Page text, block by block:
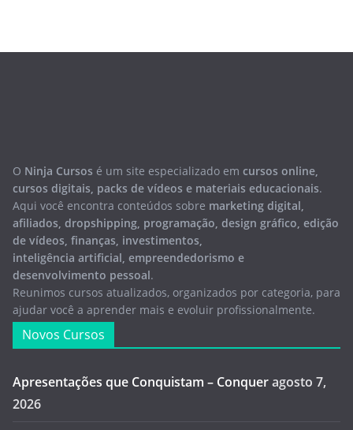
O Ninja Cursos é um site especializado em cursos online,
cursos digitais, packs de vídeos e materiais educacionais.
Aqui você encontra conteúdos sobre marketing digital,
afiliados, dropshipping, programação, design gráfico, edição
de vídeos, finanças, investimentos,
inteligência artificial, empreendedorismo e
desenvolvimento pessoal.
Reunimos cursos atualizados, organizados por categoria, para
ajudar você a aprender mais e evoluir profissionalmente.
Novos Cursos
Apresentações que Conquistam – Conqueragosto 7,
2026